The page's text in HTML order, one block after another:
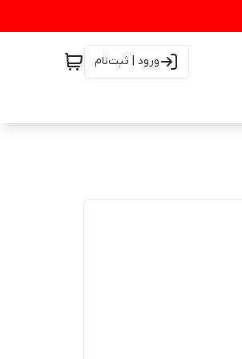
ورود | ثبت‌نام